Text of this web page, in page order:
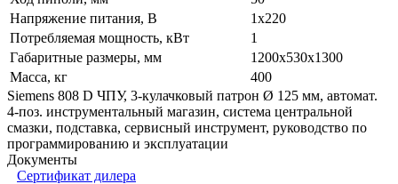
Напряжение питания, В
1x220
Потребляемая мощность, кВт
1
Габаритные размеры, мм
1200x530x1300
Масса, кг
400
Siemens 808 D ЧПУ, 3-кулачковый патрон Ø 125 мм, автомат.
4-поз. инструментальный магазин, система центральной
смазки, подставка, cервисный инструмент, руководство по
программированию и эксплуатации
Документы
Сертификат дилера